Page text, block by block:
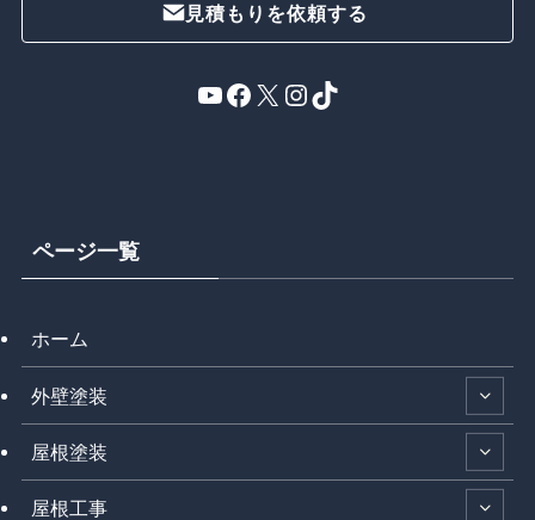
見積もりを依頼する
YouTube
Facebook
X Instagram
TikTok
ページ一覧
ホーム
外壁塗装
屋根塗装
屋根工事